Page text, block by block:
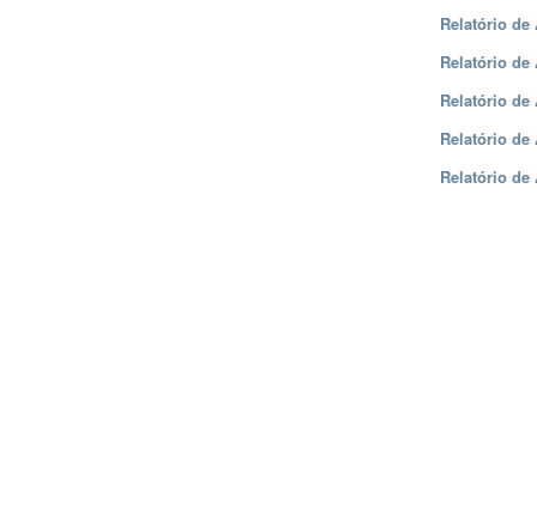
Relatório de
Relatório de
Relatório de
Relatório de
Relatório de